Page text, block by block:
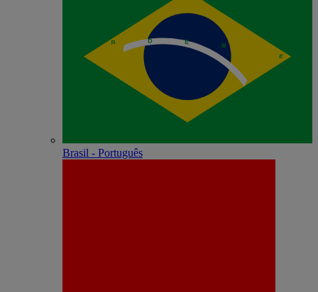
Brasil - Português